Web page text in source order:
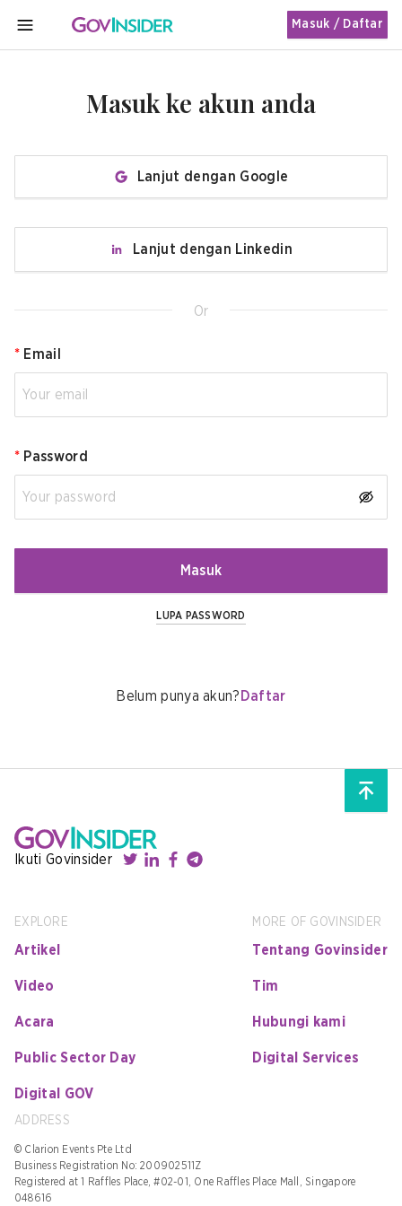
MENU
Masuk / Daftar
Masuk ke akun anda
Lanjut dengan Google
Lanjut dengan Linkedin
Or
* Email
* Password
Masuk
LUPA PASSWORD
Belum punya akun? Daftar
Ikuti Govinsider
EXPLORE
Artikel
Video
Acara
Public Sector Day
Digital GOV
MORE OF GOVINSIDER
Tentang Govinsider
Tim
Hubungi kami
Digital Services
ADDRESS
© Clarion Events Pte Ltd
Business Registration No: 200902511Z
Registered at 1 Raffles Place, #02-01, One Raffles Place Mall, Singapore
048616